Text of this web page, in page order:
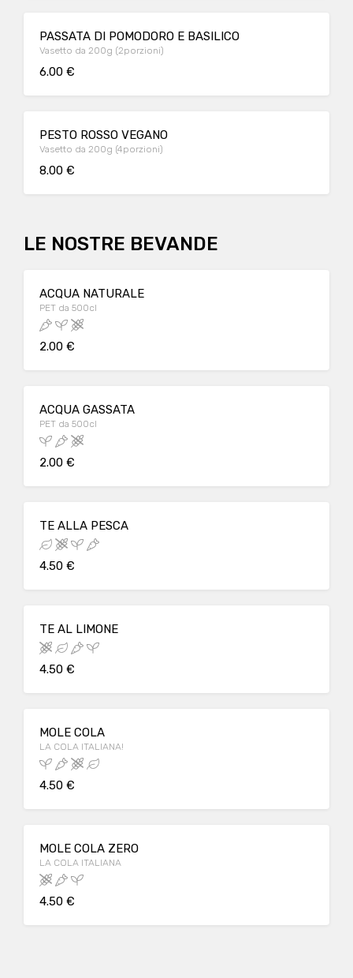
PASSATA DI POMODORO E BASILICO
Vasetto da 200g (2porzioni)
6.00 €
PESTO ROSSO VEGANO
Vasetto da 200g (4porzioni)
8.00 €
LE NOSTRE BEVANDE
ACQUA NATURALE
PET da 500cl
2.00 €
ACQUA GASSATA
PET da 500cl
2.00 €
TE ALLA PESCA
4.50 €
TE AL LIMONE
4.50 €
MOLE COLA
LA COLA ITALIANA!
4.50 €
MOLE COLA ZERO
LA COLA ITALIANA
4.50 €